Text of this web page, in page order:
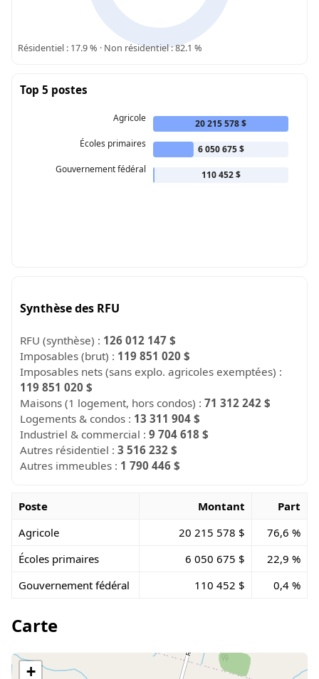
Résidentiel : 17.9 % · Non résidentiel : 82.1 %
Top 5 postes
Agricole
20 215 578 $
Écoles primaires
6 050 675 $
Gouvernement fédéral
110 452 $
Synthèse des RFU
RFU (synthèse) : 126 012 147 $
Imposables (brut) : 119 851 020 $
Imposables nets (sans explo. agricoles exemptées) :
119 851 020 $
Maisons (1 logement, hors condos) :71 312 242 $
Logements & condos : 13 311 904 $
Industriel & commercial :9 704 618 $
Autres résidentiel :3 516 232 $
Autres immeubles : 1 790 446 $
Poste Montant
Part
Agricole
20 215 578 $
76,6 %
Écoles primaires
6 050 675 $
22,9 %
Gouvernement fédéral
110 452 $ 0,4 %
Carte
+